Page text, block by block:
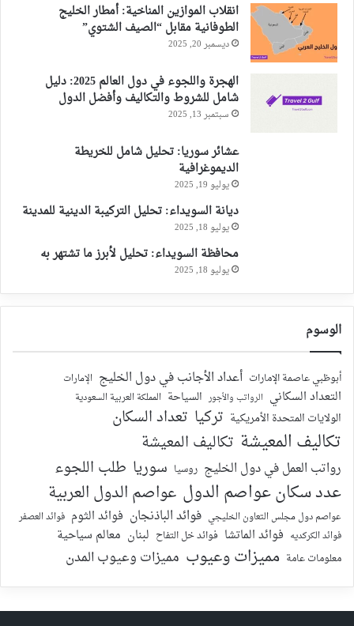
انقلاب الموازين المناخية: أمطار الخليج
الطوفانية مقابل “الصيف الشتوي”
ديسمبر 20, 2025
الهجرة واللجوء في دول العالم 2025: دليل
شامل للشروط والتكاليف وأفضل الدول
سبتمبر 13, 2025
عشائر سوريا: تحليل شامل للخريطة
الديموغرافية
يوليو 19, 2025
ديانة السويداء: تحليل التركيبة الدينية للمدينة
يوليو 18, 2025
محافظة السويداء: تحليل لأبرز ما تشتهر به
يوليو 18, 2025
الوسوم
أبوظبي عاصمة الإمارات أعداد الأجانب في دول الخليج الإمارات
التعداد السكاني الرواتب والأجور السياحة المملكة العربية السعودية
الولايات المتحدة الأمريكية تركيا تعداد السكان
تكاليف المعيشة تكاليف المعيشة
رواتب العمل في دول الخليج روسيا سوريا طلب اللجوء
عدد سكان عواصم الدول عواصم الدول العربية
عواصم دول مجلس التعاون الخليجي فوائد الباذنجان فوائد الثوم فوائد العصفر
فوائد الكركديه فوائد الماتشا فوائد خل التفاح لبنان معالم سياحية
معلومات عامة مميزات وعيوب مميزات وعيوب المدن